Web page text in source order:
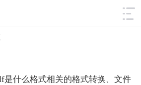
筛选
是什么格式相关的格式转换、文件